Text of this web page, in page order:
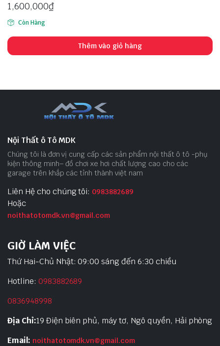
1,600,000₫
Còn Hàng
Thêm vào giỏ hàng
Nội Thất ô Tô MDK
Chúng tôi là đơn vị cung cấp các sản phẩm nội thất ô tô -phụ
kiện thông minh– đồ chơi xe hơi chất lượng cao cho các
garage trên khắp các tỉnh thành việt nam
Liên Hệ cho chúng tôi: 0983882689
Hoặc
noithatotomdk.vn@gmail.com
GIỜ LÀM VIỆC
Thứ Hai-Chủ Nhật: 09:00 sáng đến 6:30 chiều
Hotline: 0983882689
0836948998
Địa Chỉ:19 Điện biên phủ, máy tơ, Ngô quyền, Hải phòng
Email: noithatotomdk.vn@gmail.com